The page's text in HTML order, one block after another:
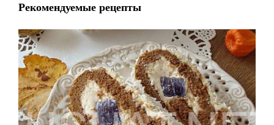
Рекомендуемые рецепты